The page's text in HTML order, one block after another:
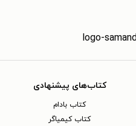
کتاب‌های پیشنهادی
کتاب بادام
کتاب کیمیاگر